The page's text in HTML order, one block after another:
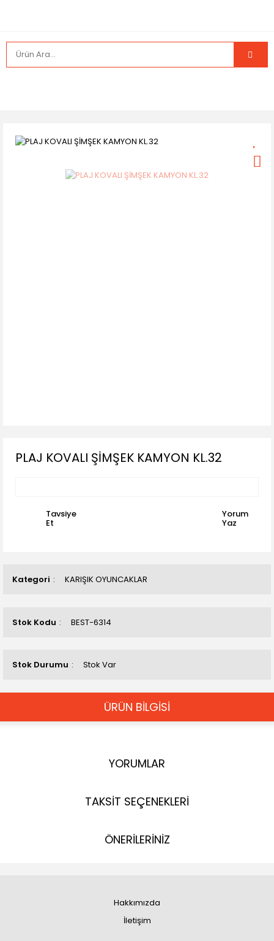
Kategori KARIŞIK OYUNCAKLAR
Stok Kodu BEST-6314
Stok Durumu Stok Var
PLAJ KOVALI ŞİMŞEK KAMYON KL.32
Tavsiye
Et
Yorum
Yaz
ÜRÜN BİLGİSİ
YORUMLAR
TAKSİT SEÇENEKLERİ
ÖNERİLERİNİZ
Hakkımızda
İletişim